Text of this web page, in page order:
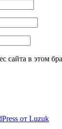
сайта в этом
от Luzuk